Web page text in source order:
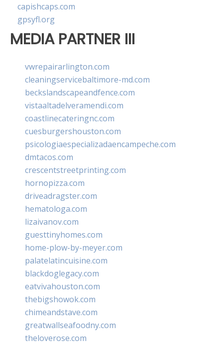
capishcaps.com
gpsyfl.org
MEDIA PARTNER III
vwrepairarlington.com
cleaningservicebaltimore-md.com
beckslandscapeandfence.com
vistaaltadelveramendi.com
coastlinecateringnc.com
cuesburgershouston.com
psicologiaespecializadaencampeche.com
dmtacos.com
crescentstreetprinting.com
hornopizza.com
driveadragster.com
hematologa.com
lizaivanov.com
guesttinyhomes.com
home-plow-by-meyer.com
palatelatincuisine.com
blackdoglegacy.com
eatvivahouston.com
thebigshowok.com
chimeandstave.com
greatwallseafoodny.com
theloverose.com